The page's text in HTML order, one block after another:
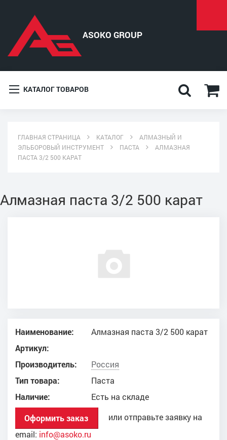
КАТАЛОГ ТОВАРОВ
ГЛАВНАЯ СТРАНИЦА КАТАЛОГ
АЛМАЗНЫЙ И
ЭЛЬБОРОВЫЙ ИНСТРУМЕНТ
ПАСТА
АЛМАЗНАЯ
ПАСТА 3/2 500 КАРАТ
Алмазная паста 3/2 500 карат
Наименование:
Алмазная паста 3/2 500 карат
Артикул:
Производитель:
Россия
Тип товара:
Паста
Наличие:
Есть на складе
Оформить заказ
или отправьте заявку на
email: info@asoko.ru